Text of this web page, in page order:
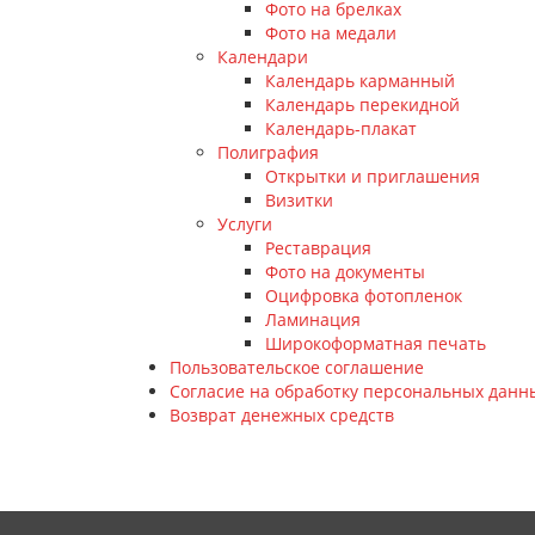
Фото на брелках
Фото на медали
Календари
Календарь карманный
Календарь перекидной
Календарь-плакат
Полиграфия
Открытки и приглашения
Визитки
Услуги
Реставрация
Фото на документы
Оцифровка фотопленок
Ламинация
Широкоформатная печать
Пользовательское соглашение
Согласие на обработку персональных
Возврат денежных средств